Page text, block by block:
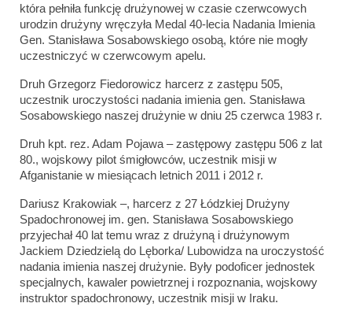
która pełniła funkcję drużynowej w czasie czerwcowych
urodzin drużyny wręczyła Medal 40-lecia Nadania Imienia
Gen. Stanisława Sosabowskiego osobą, które nie mogły
uczestniczyć w czerwcowym apelu.
Druh Grzegorz Fiedorowicz harcerz z zastępu 505,
uczestnik uroczystości nadania imienia gen. Stanisława
Sosabowskiego naszej drużynie w dniu 25 czerwca 1983 r.
Druh kpt. rez. Adam Pojawa – zastępowy zastępu 506 z lat
80., wojskowy pilot śmigłowców, uczestnik misji w
Afganistanie w miesiącach letnich 2011 i 2012 r.
Dariusz Krakowiak –, harcerz z 27 Łódzkiej Drużyny
Spadochronowej im. gen. Stanisława Sosabowskiego
przyjechał 40 lat temu wraz z drużyną i drużynowym
Jackiem Dziedzielą do Lęborka/ Lubowidza na uroczystość
nadania imienia naszej drużynie. Były podoficer jednostek
specjalnych, kawaler powietrznej i rozpoznania, wojskowy
instruktor spadochronowy, uczestnik misji w Iraku.